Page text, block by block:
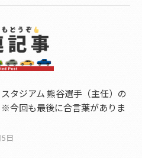
タジアム 熊谷選手（主任）の
今回も最後に合言葉がありま
日